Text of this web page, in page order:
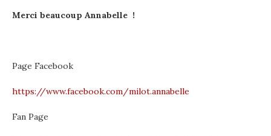
Merci beaucoup Annabelle !
Page Facebook
https://www.facebook.com/milot.annabelle
Fan Page